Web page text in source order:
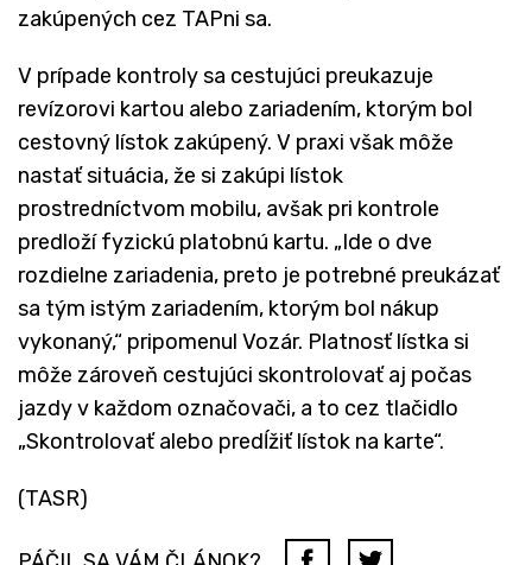
zakúpených cez TAPni sa.
V prípade kontroly sa cestujúci preukazuje
revízorovi kartou alebo zariadením, ktorým bol
cestovný lístok zakúpený. V praxi však môže
nastať situácia, že si zakúpi lístok
prostredníctvom mobilu, avšak pri kontrole
predloží fyzickú platobnú kartu. „Ide o dve
rozdielne zariadenia, preto je potrebné preukázať
sa tým istým zariadením, ktorým bol nákup
vykonaný,“ pripomenul Vozár. Platnosť lístka si
môže zároveň cestujúci skontrolovať aj počas
jazdy v každom označovači, a to cez tlačidlo
„Skontrolovať alebo predĺžiť lístok na karte“.
(TASR)